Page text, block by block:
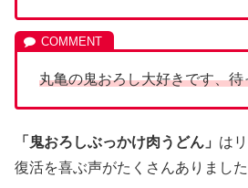
丸亀の鬼おろし大好きです、待
「鬼おろしぶっかけ肉うどん」 は
復活を喜ぶ声がたくさんありました